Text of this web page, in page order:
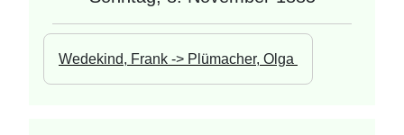
Wedekind, Frank -> Plümacher, Olga